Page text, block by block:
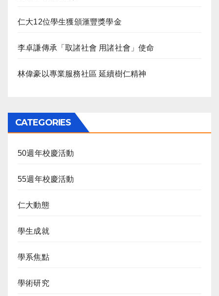
仁大12位學生獲頒滙豐獎學金
李卓謙傳承「取諸社會 用諸社會」使命
林偉豪以專業服務社區 延續樹仁精神
CATEGORIES
50週年校慶活動
55週年校慶活動
仁大動態
學生成就
學系焦點
學術研究